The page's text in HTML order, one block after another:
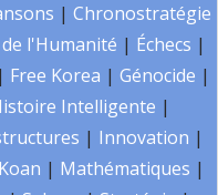
| Chronostratégie
l'Humanité | Échecs |
| Free Korea | Génocide |
Intelligente |
| Innovation |
Koan | Mathématiques |